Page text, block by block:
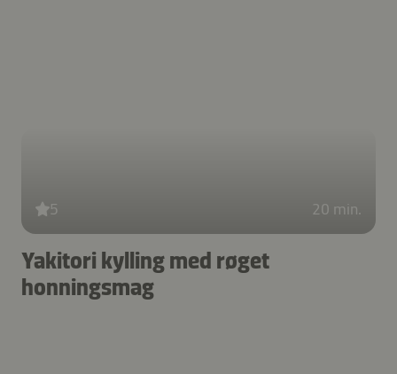
5 20 min.
Yakitori kylling med røget
honningsmag